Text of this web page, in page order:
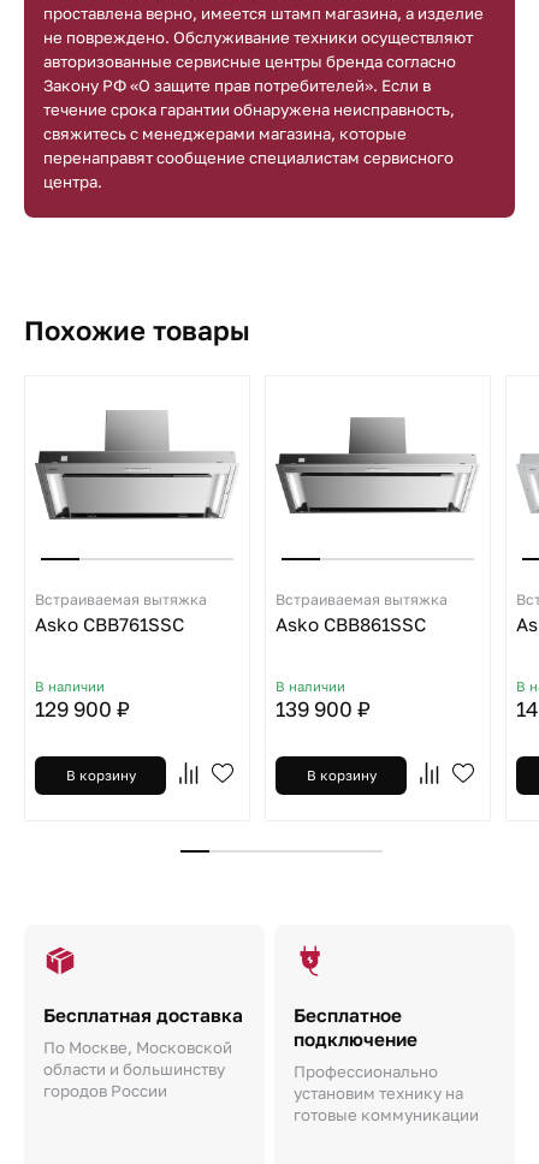
проставлена верно, имеется штамп магазина, а изделие
не повреждено. Обслуживание техники осуществляют
авторизованные сервисные центры бренда согласно
Закону РФ «О защите прав потребителей». Если в
течение срока гарантии обнаружена неисправность,
свяжитесь с менеджерами магазина, которые
перенаправят сообщение специалистам сервисного
центра.
Похожие товары
Встраиваемая вытяжка
Asko CBB761SSC
В наличии
129 900 ₽
В корзину
Встраиваемая вытяжка
Asko CBB861SSC
В наличии
139 900 ₽
В корзину
В
Бесплатная доставка
По Москве, Московской
области и большинству
городов России
Бесплатное
подключение
Профессионально
установим технику на
готовые коммуникации